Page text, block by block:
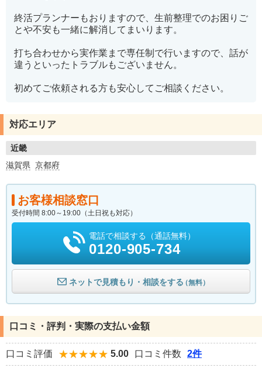
終活プランナーもおりますので、生前整理でのお困りご
とや不安も一緒に解消してまいります。
打ち合わせから実作業まで専任制で行いますので、話が
違うといったトラブルもございません。
初めてご依頼される方も安心してご相談ください。
対応エリア
近畿
滋賀県 京都府
お客様相談窓口
受付時間 8:00～19:00（土日祝も対応）
電話で相談する（通話無料）
0120-905-734
ネットで見積もり・相談をする（無料）
口コミ・評判・実際の支払い金額
口コミ評価 5.00 口コミ件数 2件